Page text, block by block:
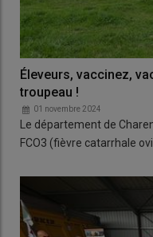
Éleveurs, vaccinez,
troupeau !
01 novembre 2024
Le département de
FCO3 (fièvre catarrhale